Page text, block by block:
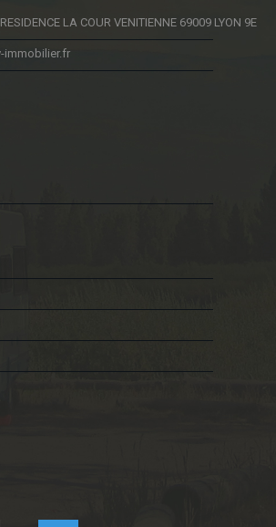
LA COUR VENITIENNE 69009 LYON 9E
immobilier.fr